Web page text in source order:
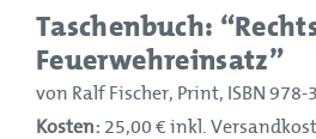
Taschenbuch:
Feuerwehreinsatz”
von Ralf Fischer, Print, ISBN
Kosten: 25,00 € inkl.